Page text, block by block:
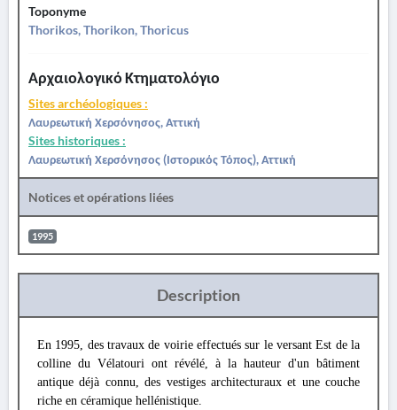
Toponyme
Thorikos, Thorikon, Thoricus
Αρχαιολογικό Κτηματολόγιο
Sites archéologiques :
Λαυρεωτική Χερσόνησος, Αττική
Sites historiques :
Λαυρεωτική Χερσόνησος (Ιστορικός Τόπος), Αττική
Notices et opérations liées
1995
Description
En 1995, des travaux de voirie effectués sur le versant Est de la
colline du Vélatouri ont révélé, à la hauteur d'un bâtiment
antique déjà connu, des vestiges architecturaux et une couche
riche en céramique hellénistique.